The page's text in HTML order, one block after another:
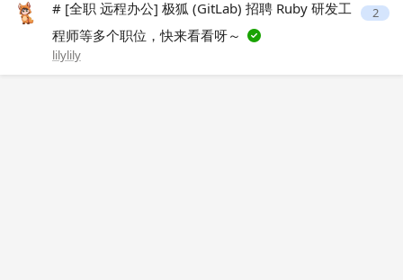
# [全职 远程办公] 极狐 (GitLab) 招聘 Ruby 研发工
程师等多个职位，快来看看呀～
lilylily
2